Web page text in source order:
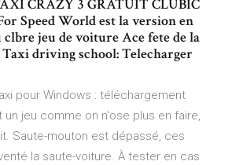
CRAZY 3 GRATUIT CLUBIC
Speed World est la version en
jeu de voiture Ace fete de la
driving school: Telecharger
pour Windows : téléchargement
un jeu comme on n'ose plus en faire,
Saute-mouton est dépassé, ces
la saute-voiture. À tester en cas